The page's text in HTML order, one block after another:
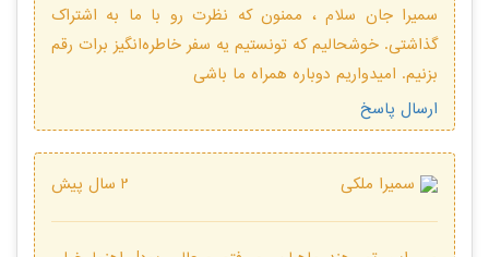
سمیرا جان سلام ، ممنون که نظرت رو با ما به اشتراک
گذاشتی. خوشحالیم که تونستیم یه سفر خاطره‌انگیز برات رقم
بزنیم. امیدواریم دوباره همراه ما باشی
ارسال پاسخ
سمیرا ملکی 2 سال پیش